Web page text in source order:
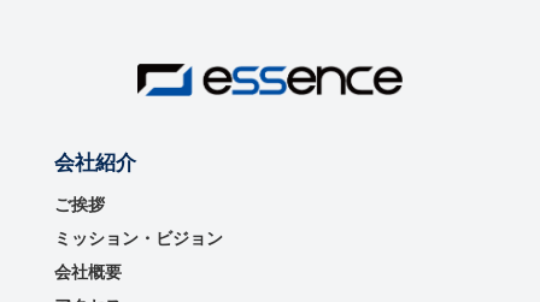
会社紹介
ご挨拶
ミッション・ビジョン
会社概要